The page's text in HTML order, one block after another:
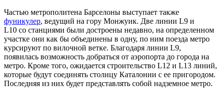
Частью метрополитена Барселоны выступает также
фуникулер, ведущий на гору Монжуик. Две линии L9 и
L10 со станциями были достроены недавно, на определенном
участке они как бы объединены в одну, по ним поезда метро
курсируют по вилочной ветке. Благодаря линии L9,
появилась возможность добраться от аэропорта до города на
метро. Кроме того, ожидается строительство L12 и L13 линий,
которые будут соединять столицу Каталонии с ее пригородом.
Последняя из них будет представлять собой надземное метро.